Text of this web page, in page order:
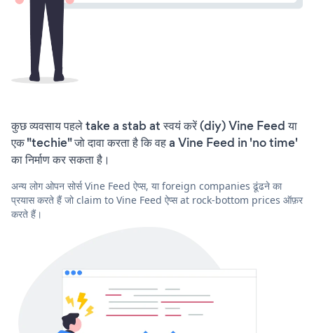
कुछ व्यवसाय पहले take a stab at स्वयं करें (diy) Vine Feed या
एक "techie" जो दावा करता है कि वह a Vine Feed in 'no time'
का निर्माण कर सकता है।
अन्य लोग ओपन सोर्स Vine Feed ऐप्स, या foreign companies ढूंढने का
प्रयास करते हैं जो claim to Vine Feed ऐप्स at rock-bottom prices ऑफ़र
करते हैं।